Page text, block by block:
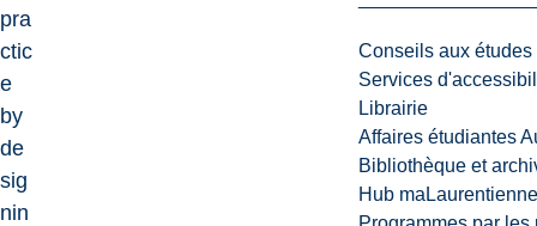
Conseils aux études
Services
Librairie
Affaires étudiantes
Bibliothèque et
Hub maLaurentienne
pra
ctic
e
by
de
sig
nin